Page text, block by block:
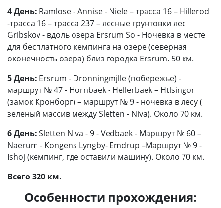
4 День: Ramlose - Annise - Niele – трасса 16 – Hillerod
-трасса 16 – трасса 237 – лесные грунтовки лес
Gribskov - вдоль озера Ersrum So - Ночевка в месте
для бесплатного кемпинга на озере (северная
оконечность озера) близ городка Ersrum. 50 км.
5 День: Ersrum - Dronningmjlle (побережье) -
маршрут № 47 - Hornbaek - Hellerbaek – Htlsingor
(замок Кронборг) – маршрут № 9 - ночевка в лесу (
зеленый массив между Sletten - Niva). Около 70 км.
6 День: Sletten Niva - 9 - Vedbaek - Маршрут № 60 –
Naerum - Kongens Lyngby- Emdrup –Маршрут № 9 -
Ishoj (кемпинг, где оставили машину). Около 70 км.
Всего 320 км.
Особенности прохождения: